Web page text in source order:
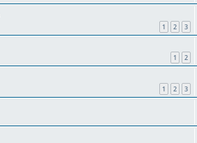
1 2 3
1 2
1 2 3